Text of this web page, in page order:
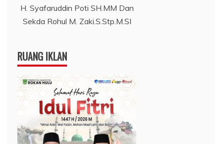
H. Syafaruddin Poti SH.MM Dan
Sekda Rohul M. Zaki.S.Stp.M.SI
RUANG IKLAN